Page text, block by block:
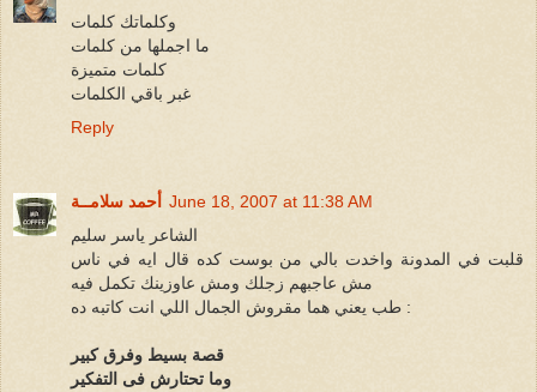
وكلماتك كلمات
ما اجملها من كلمات
كلمات متميزة
غبر باقي الكلمات
Reply
أحمد سلامــة
June 18, 2007 at 11:38 AM
الشاعر ياسر سليم
قلبت في المدونة واخدت بالي من بوست كده قال ايه في ناس
مش عاجبهم زجلك ومش عاوزينك تكمل فيه
طب يعني هما مقروش الجمال اللي انت كاتبه ده :
قصة بسيط وفرق كبير
وما تحتارش فى التفكير